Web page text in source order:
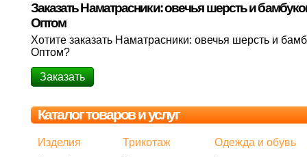
Заказать Наматрасники: овечья шерсть и
Оптом
Хотите заказать Наматрасники: овечья шерсть и
Оптом?
Заказать
Каталог товаров и услуг
Изделия Трикотаж Одежда и обувь